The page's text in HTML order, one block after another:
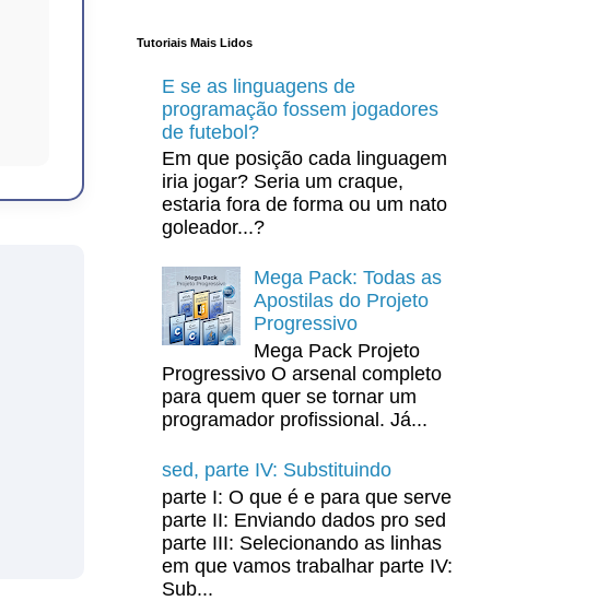
Tutoriais Mais Lidos
E se as linguagens de
programação fossem jogadores
de futebol?
Em que posição cada linguagem
iria jogar? Seria um craque,
estaria fora de forma ou um nato
goleador...?
Mega Pack: Todas as
Apostilas do Projeto
Progressivo
Mega Pack Projeto
Progressivo O arsenal completo
para quem quer se tornar um
programador profissional. Já...
sed, parte IV: Substituindo
parte I: O que é e para que serve
parte II: Enviando dados pro sed
parte III: Selecionando as linhas
em que vamos trabalhar parte IV:
Sub...